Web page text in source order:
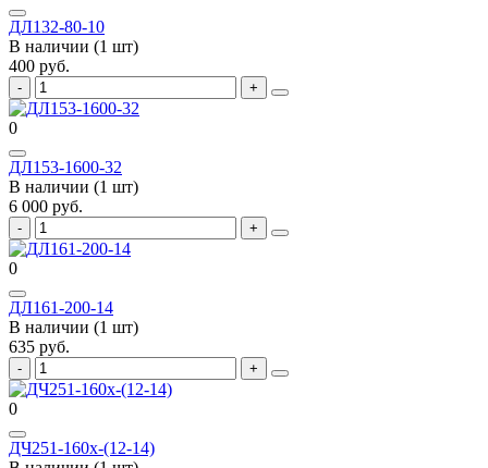
ДЛ132-80-10
В наличии (1 шт)
400 руб.
0
ДЛ153-1600-32
В наличии (1 шт)
6 000 руб.
0
ДЛ161-200-14
В наличии (1 шт)
635 руб.
0
ДЧ251-160х-(12-14)